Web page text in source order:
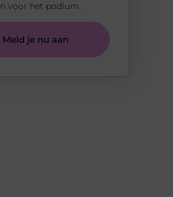
voor het podium.
Meld je nu aan